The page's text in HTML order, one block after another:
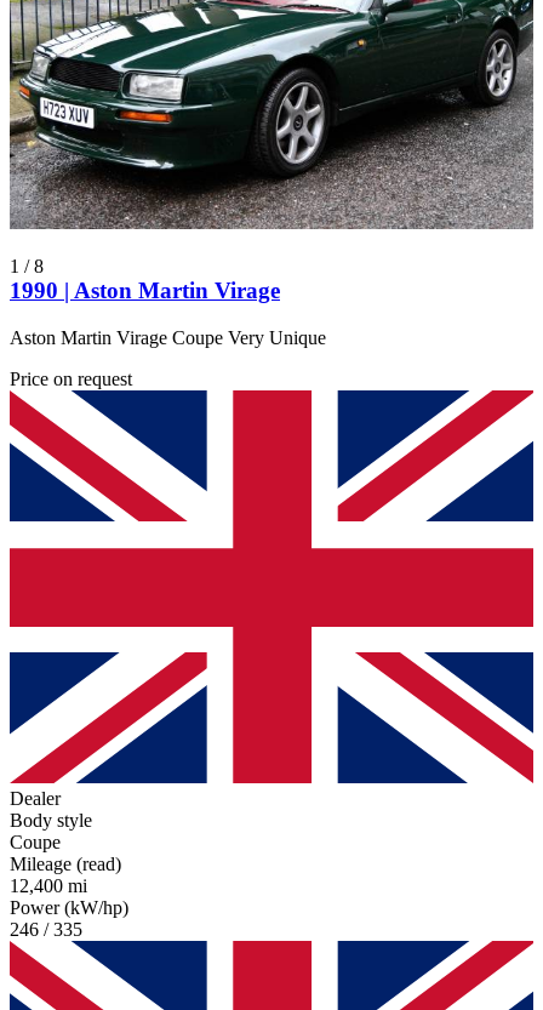
1 /8
1990 | Aston Martin Virage
Aston Martin Virage Coupe Very Unique
Price on request
Dealer
Body style
Coupe
Mileage (read)
12,400 mi
Power (kW/hp)
246 / 335